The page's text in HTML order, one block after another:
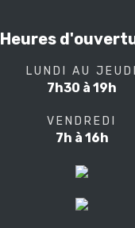
Heures
LUNDI AU JEUDI
7h30 à 19h
VENDREDI
7h à 16h